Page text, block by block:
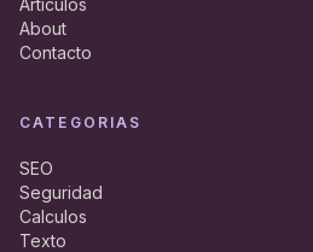
Articulos
About
Contacto
CATEGORIAS
SEO
Seguridad
Calculos
Texto